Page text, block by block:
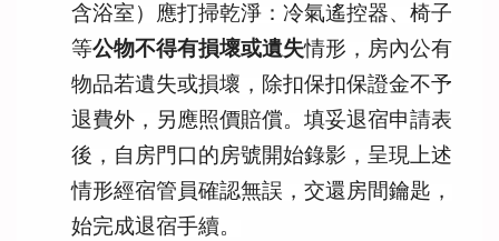
含浴室）應打掃乾淨：冷氣遙控器、椅子
等公物不得有損壞或遺失情形，房內公有
物品若遺失或損壞， 除扣保扣保證金不予
退費外，另應照價賠償。填妥退宿申請表
後， 自房門口的房號開始錄影，呈現上述
情形經宿管員確認無誤， 交還房間鑰匙，
始完成退宿手續。